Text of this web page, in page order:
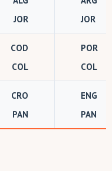
JOR
JOR
COD
COL
POR
COL
CRO
PAN
ENG
PAN